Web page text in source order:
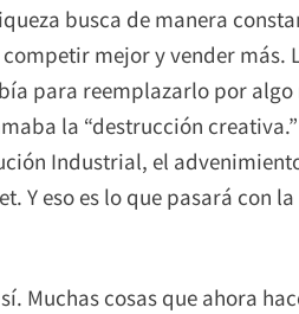
busca de manera
mejor y vender más.
para reemplazarlo por algo
la “destrucción
Industrial, el
Y eso es lo que pasará con
Muchas cosas que ahora